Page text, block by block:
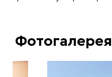
Фотогалерея